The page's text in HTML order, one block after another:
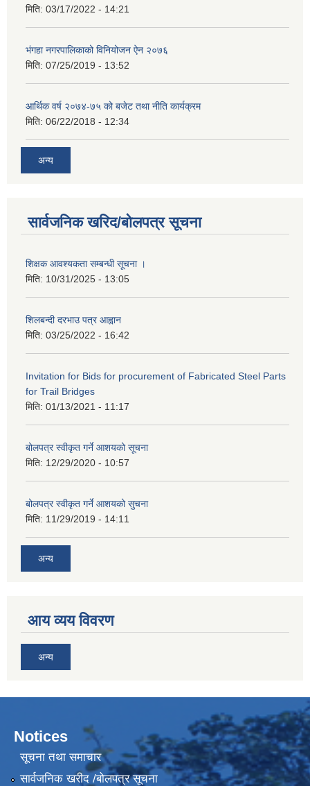
मिति: 03/17/2022 - 14:21
भंगहा नगरपालिकाको विनियोजन ऐन २०७६
मिति: 07/25/2019 - 13:52
आर्थिक वर्ष २०७४-७५ को बजेट तथा नीति कार्यक्रम
मिति: 06/22/2018 - 12:34
अन्य
सार्वजनिक खरिद/बोलपत्र सूचना
शिक्षक आवश्यकता सम्बन्धी सूचना ।
मिति: 10/31/2025 - 13:05
शिलबन्दी दरभाउ पत्र आह्वान
मिति: 03/25/2022 - 16:42
Invitation for Bids for procurement of Fabricated Steel Parts
for Trail Bridges
मिति: 01/13/2021 - 11:17
बोलपत्र स्वीकृत गर्ने आशयको सूचना
मिति: 12/29/2020 - 10:57
बोलपत्र स्वीकृत गर्ने आशयको सुचना
मिति: 11/29/2019 - 14:11
अन्य
आय व्यय विवरण
अन्य
Notices
सूचना तथा समाचार
सार्वजनिक खरीद /बोलपत्र सूचना